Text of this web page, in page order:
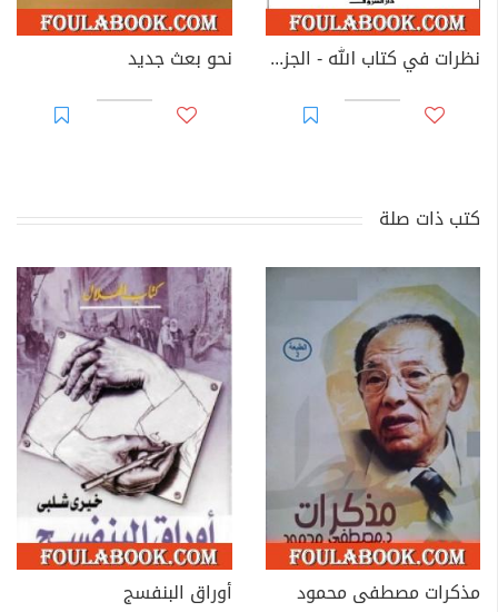
نظرات في كتاب الله - الجزء الأول نحو بعث جديد
كتب ذات صلة
مذكرات مصطفى محمود
أوراق البنفسج